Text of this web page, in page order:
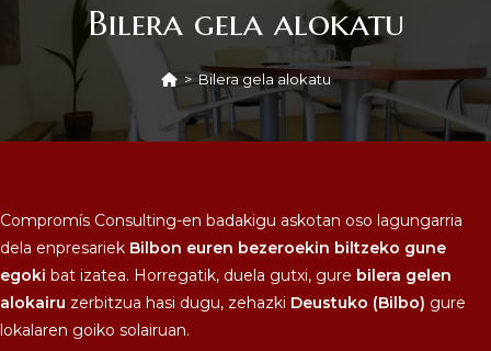
Bilera gela alokatu
> Bilera gela alokatu
Compromís Consulting-en badakigu askotan oso lagungarria
dela enpresariek Bilbon euren bezeroekin biltzeko gune
egoki bat izatea. Horregatik, duela gutxi, gure bilera gelen
alokairu zerbitzua hasi dugu, zehazki Deustuko (Bilbo) gure
lokalaren goiko solairuan.